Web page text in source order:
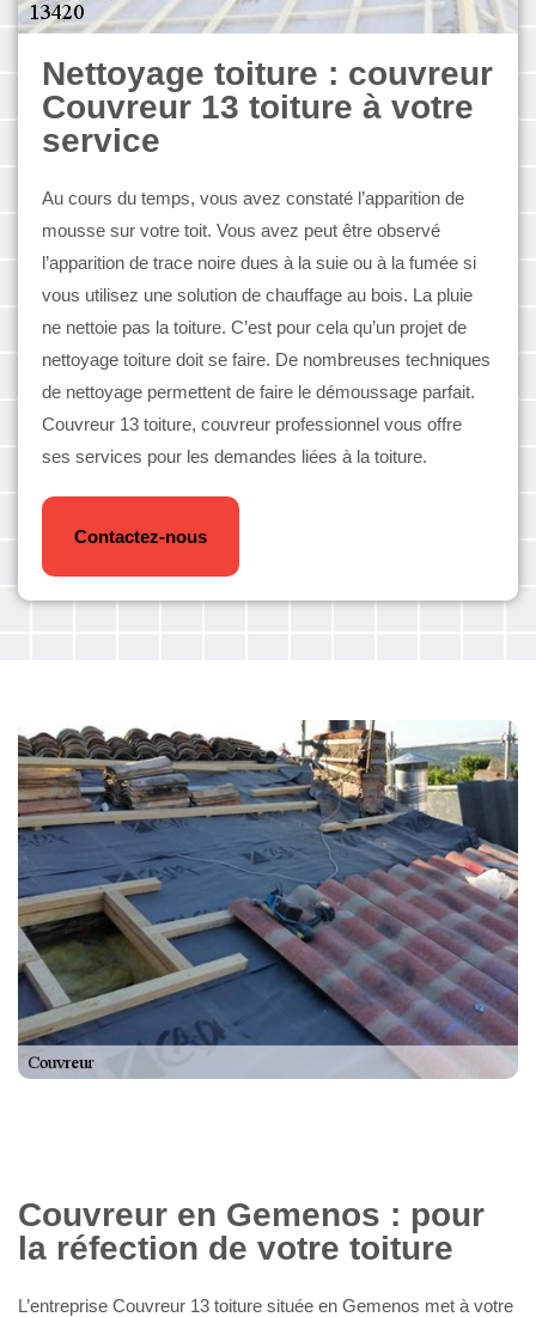
Nettoyage toiture : couvreur
Couvreur 13 toiture à votre
service
Au cours du temps, vous avez constaté l’apparition de
mousse sur votre toit. Vous avez peut être observé
l’apparition de trace noire dues à la suie ou à la fumée si
vous utilisez une solution de chauffage au bois. La pluie
ne nettoie pas la toiture. C’est pour cela qu’un projet de
nettoyage toiture doit se faire. De nombreuses techniques
de nettoyage permettent de faire le démoussage parfait.
Couvreur 13 toiture, couvreur professionnel vous offre
ses services pour les demandes liées à la toiture.
Contactez-nous
Couvreur en Gemenos : pour
la réfection de votre toiture
L’entreprise Couvreur 13 toiture située en Gemenos met à votre